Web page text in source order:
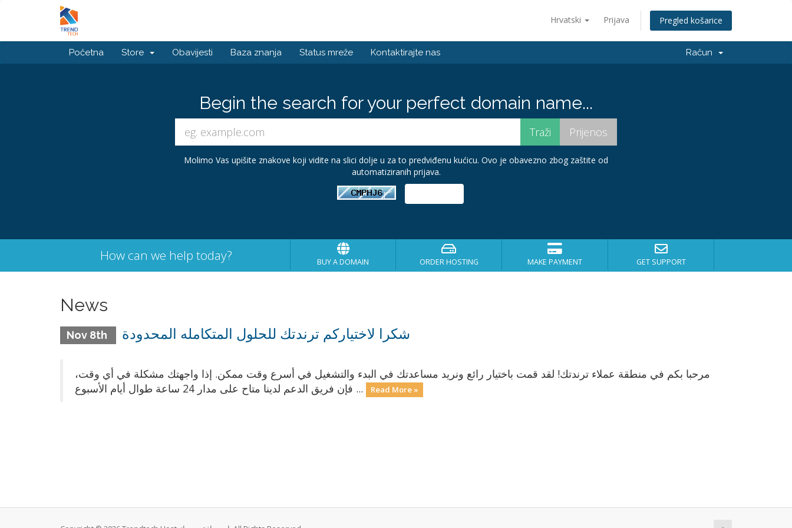
Hrvatski Prijava Pregled košarice
Početna Store Obavijesti Baza znanja Status mreže Kontaktirajte nas Račun
Begin the search for your perfect domain name...
Molimo Vas upišite znakove koji vidite na slici dolje u za to predviđenu kućicu. Ovo je obavezno zbog zaštite od
automatiziranih prijava.
How can we help today? BUY A DOMAIN ORDER HOSTING MAKE PAYMENT GET SUPPORT
News
Nov 8th شكرا لاختياركم ترندتك للحلول المتكامله المحدودة
مرحبا بكم في منطقة عملاء ترندتك! لقد قمت باختيار رائع ونريد مساعدتك في البدء والتشغيل في أسرع وقت ممكن. إذا واجهتك مشكلة في أي وقت،
فإن فريق الدعم لدينا متاح على مدار 24 ساعة طوال أيام الأسبوع ...
Read More »